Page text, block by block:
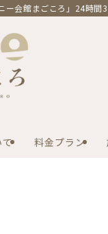
ー会館まごころ」24時間
て 料金プラン